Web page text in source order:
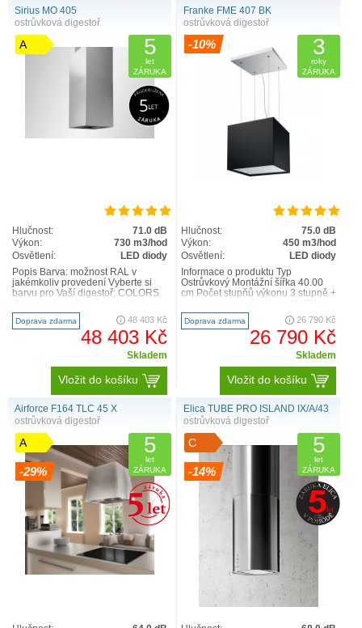
Sirius MO 405
ostrůvková digestoř
A 5
let
ZÁRUKA
Hlučnost:
71.0 dB
Výkon:
730 m3/hod
Osvětlení:
LED diody
Popis Barva: možnost RAL v
jakémkoliv provedení Vyberte si
barvu pro Vaší digestoř: COLORS
digestoře: 5950,- Kč ..
Doprava zdarma 48 403 Kč
48 403 Kč
Skladem
Vložit do košíku
Franke FME 407 BK
ostrůvková digestoř
-10% 3
roky
ZÁRUKA
Hlučnost:
75.0 dB
Výkon:
450 m3/hod
Osvětlení:
LED diody
Informace o produktu Typ
Ostrůvkový Montážní šířka 40.00
cm Počet stupňů výkonu 3 stupně +
IEC 61591 Int. 450 m3..
Doprava zdarma 26 790 Kč
26 790 Kč
Skladem
Vložit do košíku
Airforce F164 TLC 45 X
ostrůvková digestoř
A
-29%
5
let
ZÁRUKA
Elica TUBE PRO ISLAND IX/A/43
ostrůvková digestoř
C
-14%
5
let
ZÁRUKA